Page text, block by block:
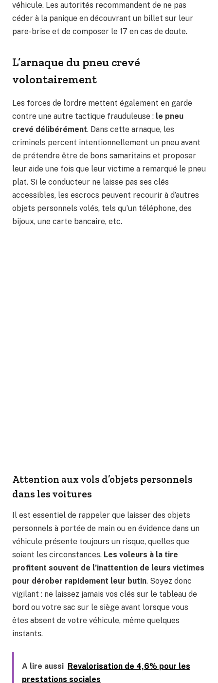
véhicule. Les autorités recommandent de ne pas
céder à la panique en découvrant un billet sur leur
pare-brise et de composer le 17 en cas de doute.
L’arnaque du pneu crevé
volontairement
Les forces de l’ordre mettent également en garde
contre une autre tactique frauduleuse : le pneu
crevé délibérément. Dans cette arnaque, les
criminels percent intentionnellement un pneu avant
de prétendre être de bons samaritains et proposer
leur aide une fois que leur victime a remarqué le pneu
plat. Si le conducteur ne laisse pas ses clés
accessibles, les escrocs peuvent recourir à d’autres
objets personnels volés, tels qu’un téléphone, des
bijoux, une carte bancaire, etc.
Attention aux vols d’objets personnels
dans les voitures
Il est essentiel de rappeler que laisser des objets
personnels à portée de main ou en évidence dans un
véhicule présente toujours un risque, quelles que
soient les circonstances. Les voleurs à la tire
profitent souvent de l’inattention de leurs victimes
pour dérober rapidement leur butin. Soyez donc
vigilant : ne laissez jamais vos clés sur le tableau de
bord ou votre sac sur le siège avant lorsque vous
êtes absent de votre véhicule, même quelques
instants.
A lire aussi Revalorisation de 4,6% pour les
prestations sociales